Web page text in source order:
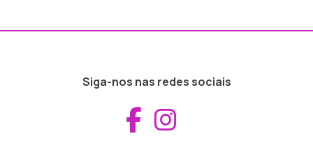
Siga-nos nas redes sociais
Aceder ao